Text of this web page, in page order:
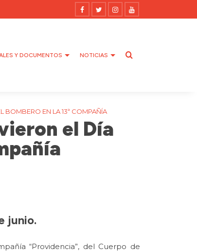
Y DOCUMENTOS NOTICIAS
BOMBERO EN LA 13ª COMPAÑÍA
el Día
junio.
“Providencia”, del Cuerpo de